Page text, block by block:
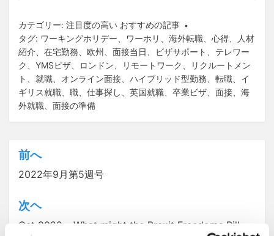
カテゴリー: 注目度の高い おすすめの記事
タグ: ワーキングホリデー ワーホリ 海外転職 心得
人材
紹介
在宅勤務 欧州 面接当日 ビザサポート
テレワー
ク
YMSビザ ロンドン リモートワーク
リクルートメン
ト
就職 オンライン面接 ハイブリッド型勤務 転職
イ
ギリス就職
職 仕事探し 英国就職 卒業ビザ 面接
海
外就職
面接の準備
投
稿
ナ
ビ
前へ
2022年9月第5週号
次ヘ
Oct 2022 – What might the Brexit Freedoms Bill